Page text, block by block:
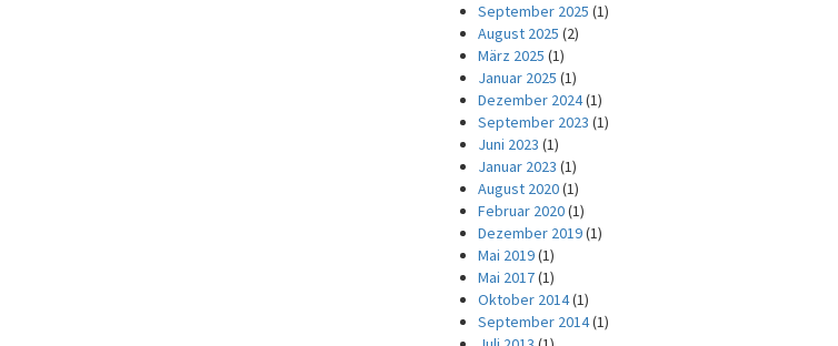
September 2025 (1)
August 2025 (2)
März 2025 (1)
Januar 2025 (1)
Dezember 2024(1)
September 2023 (1)
Juni 2023 (1)
Januar 2023 (1)
August 2020(1)
Februar 2020(1)
Dezember 2019(1)
Mai 2019(1)
Mai 2017(1)
Oktober 2014(1)
September 2014(1)